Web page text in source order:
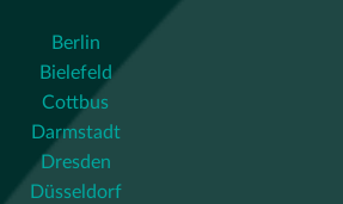
Berlin
Bielefeld
Cottbus
Darmstadt
Dresden
Düsseldorf